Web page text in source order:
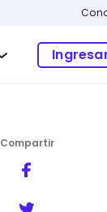
Compartir